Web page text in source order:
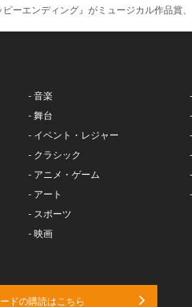
ーエンディング』がミュージカル作品賞
- 音楽
- 舞台
- イベント・レジャー
- クラシック
- アニメ・ゲーム
- アート
- スポーツ
- 映画
ドの購読はこちら